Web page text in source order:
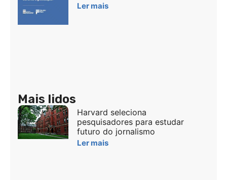
Ler mais
Mais lidos
Harvard seleciona
pesquisadores para estudar
futuro do jornalismo
Ler mais